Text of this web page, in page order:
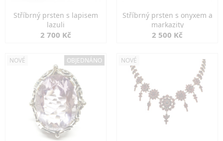
Stříbrný prsten s lapisem
lazuli
2 700 Kč
Stříbrný prsten s onyxem a
markazity
2 500 Kč
NOVÉ OBJEDNÁNO NOVÉ